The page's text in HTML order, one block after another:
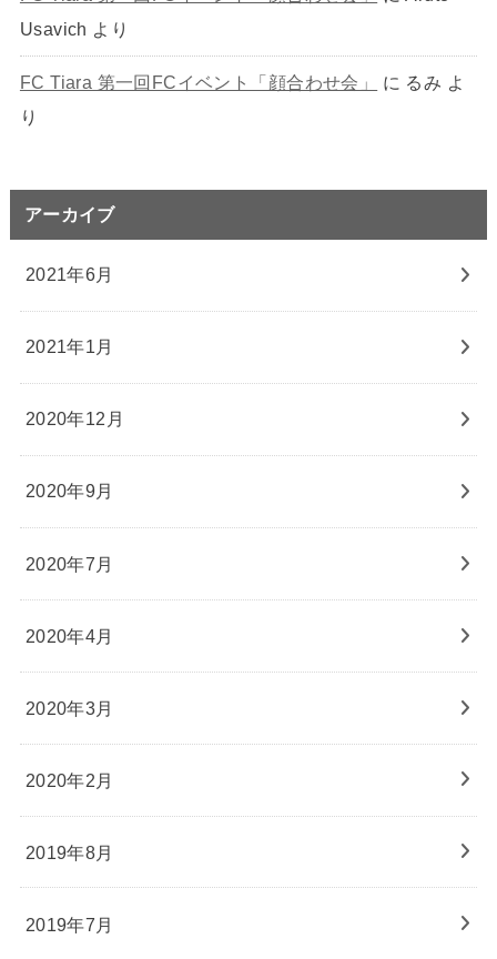
Usavich より
FC Tiara 第一回FCイベント「顔合わせ会」 に るみ よ
り
アーカイブ
2021年6月
2021年1月
2020年12月
2020年9月
2020年7月
2020年4月
2020年3月
2020年2月
2019年8月
2019年7月